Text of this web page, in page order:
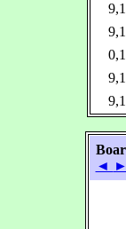
9,1
9,1
0,1
9,1
9,1
◄ ►